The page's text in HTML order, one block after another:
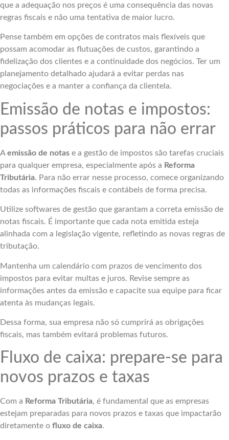
que a adequação nos preços é uma consequência das novas
regras fiscais e não uma tentativa de maior lucro.
Pense também em opções de contratos mais flexíveis que
possam acomodar as flutuações de custos, garantindo a
fidelização dos clientes e a continuidade dos negócios. Ter um
planejamento detalhado ajudará a evitar perdas nas
negociações e a manter a confiança da clientela.
Emissão de notas e impostos:
passos práticos para não errar
A emissão de notas e a gestão de impostos são tarefas cruciais
para qualquer empresa, especialmente após a Reforma
Tributária. Para não errar nesse processo, comece organizando
todas as informações fiscais e contábeis de forma precisa.
Utilize softwares de gestão que garantam a correta emissão de
notas fiscais. É importante que cada nota emitida esteja
alinhada com a legislação vigente, refletindo as novas regras de
tributação.
Mantenha um calendário com prazos de vencimento dos
impostos para evitar multas e juros. Revise sempre as
informações antes da emissão e capacite sua equipe para ficar
atenta às mudanças legais.
Dessa forma, sua empresa não só cumprirá as obrigações
fiscais, mas também evitará problemas futuros.
Fluxo de caixa: prepare-se para
novos prazos e taxas
Com a Reforma Tributária, é fundamental que as empresas
estejam preparadas para novos prazos e taxas que impactarão
diretamente o fluxo de caixa.